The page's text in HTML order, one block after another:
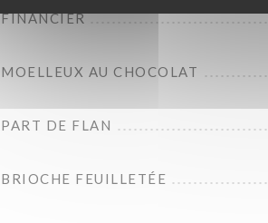
FINANCIER
MOELLEUX AU CHOCOLAT
PART DE FLAN
BRIOCHE FEUILLETÉE